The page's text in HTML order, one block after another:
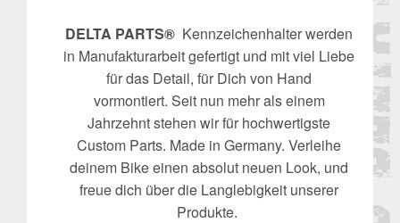
DELTA PARTS® Kennzeichenhalter werden
in Manufakturarbeit gefertigt und mit viel Liebe
für das Detail, für Dich von Hand
vormontiert. Seit nun mehr als einem
Jahrzehnt stehen wir für hochwertigste
Custom Parts. Made in Germany. Verleihe
deinem Bike einen absolut neuen Look, und
freue dich über die Langlebigkeit unserer
Produkte.